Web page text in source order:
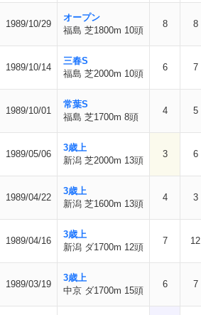
1989/10/29
オープン
福島 芝1800m 10頭
8 8
1989/10/14
三春S
福島 芝2000m 10頭
6 7
1989/10/01
常葉S
福島 芝1700m 8頭
4 5
1989/05/06
3歳上
新潟 芝2000m 13頭
3 6
1989/04/22
3歳上
新潟 芝1600m 13頭
4 3
1989/04/16
3歳上
新潟 ダ1700m 12頭
7 12
1989/03/19
3歳上
中京 ダ1700m 15頭
6 7